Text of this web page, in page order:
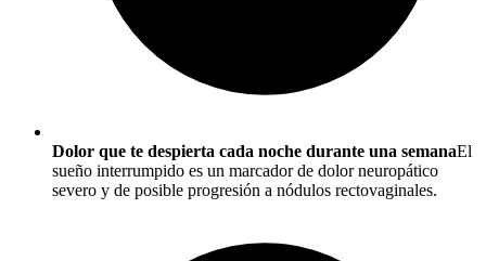
Dolor que te despierta cada noche durante una semanaEl
sueño interrumpido es un marcador de dolor neuropático
severo y de posible progresión a nódulos rectovaginales.